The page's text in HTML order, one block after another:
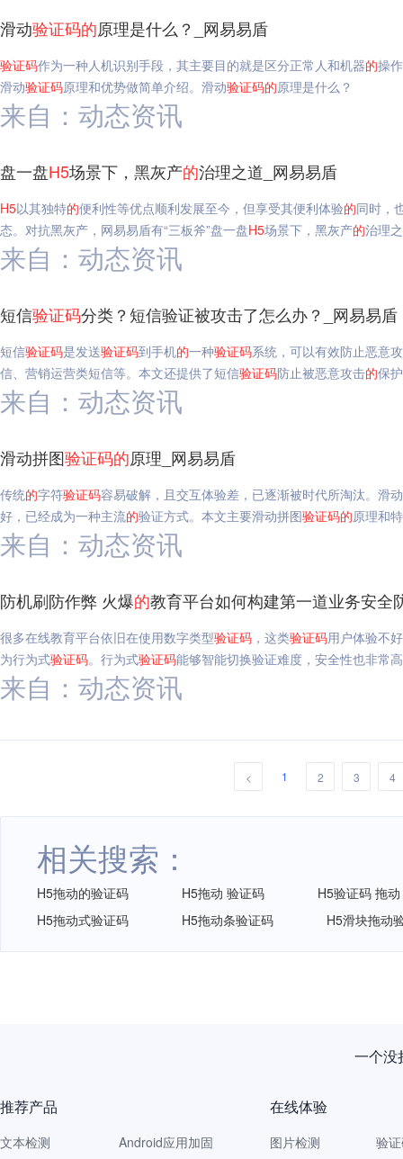
滑动验证码的原理是什么？_网易易盾
验证码作为一种人机识别手段，其主要目的就是区分正常人和机器的操
滑动验证码原理和优势做简单介绍。滑动验证码的原理是什么？
来自：动态资讯
盘一盘H5场景下，黑灰产的治理之道_网易易盾
H5以其独特的便利性等优点顺利发展至今，但享受其便利体验的同时，
态。对抗黑灰产，网易易盾有“三板斧”盘一盘H5场景下，黑灰产的治理
来自：动态资讯
短信验证码分类？短信验证被攻击了怎么办？_网易易盾
短信验证码是发送验证码到手机的一种验证码系统，可以有效防止恶意
信、营销运营类短信等。本文还提供了短信验证码防止被恶意攻击的保
来自：动态资讯
滑动拼图验证码的原理_网易易盾
传统的字符验证码容易破解，且交互体验差，已逐渐被时代所淘汰。滑
好，已经成为一种主流的验证方式。本文主要滑动拼图验证码的原理和
来自：动态资讯
防机刷防作弊 火爆的教育平台如何构建第一道业务安全
很多在线教育平台依旧在使用数字类型验证码 ，这类验证码用户体验不
为行为式验证码。行为式验证码能够智能切换验证难度，安全性也非常
来自：动态资讯
< 1 2 3 4
相关搜索：
H5拖动的验证码 H5拖动 验证码
H5验证码 拖动
H5拖动式验证码
H5拖动条验证码 H5滑块拖动
一个没
推荐产品
文本检测
Android应用加固
在线体验
图片检测
验